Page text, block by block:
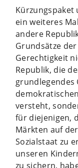
Kürzungspaket
ein weiteres
andere
Grundsätze
Gerechtigkeit
Republik, die
grundlegendes
versteht,
für diejenigen,
Märkten auf
Sozialstaat zu
unseren
zu sichern,